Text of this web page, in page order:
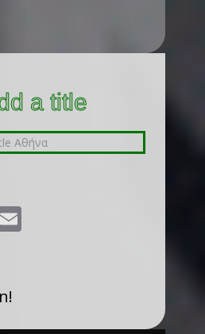
a title